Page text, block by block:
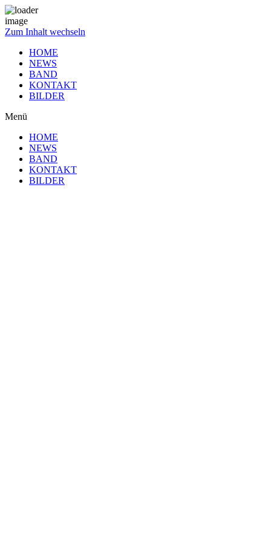
Zum Inhalt wechseln
HOME
NEWS
BAND
KONTAKT
BILDER
Menü
HOME
NEWS
BAND
KONTAKT
BILDER